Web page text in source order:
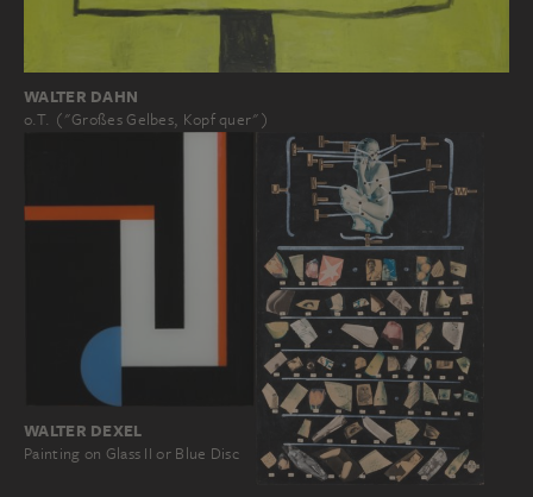
WALTER DAHN
o.T. ("Großes Gelbes, Kopf quer")
WALTER DEXEL
Painting on Glass II or Blue Disc